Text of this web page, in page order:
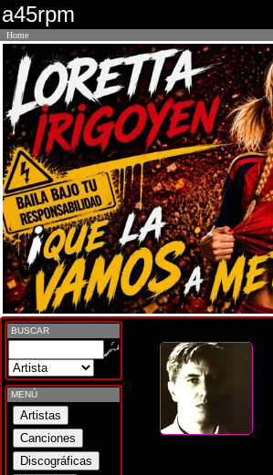
a45rpm
Home
BUSCAR
MENÚ